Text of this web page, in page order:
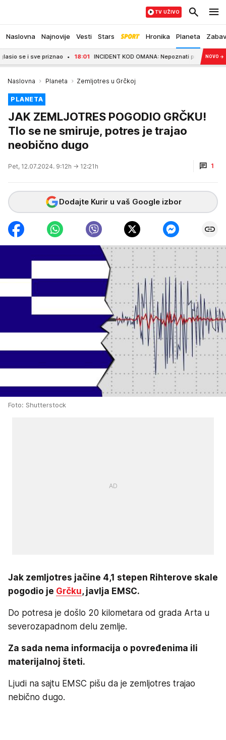
Naslovna Najnovije Vesti Stars Hronika Planeta
TV UŽIVO
se i sve priznao 18:01 INCIDENT KOD OMANA: Nepoznati projektil pogodio
NOVO →
Naslovna Planeta Zemljotres u Grčkoj
PLANETA
JAK ZEMLJOTRES POGODIO GRČKU!
Tlo se ne smiruje, potres je trajao
neobično dugo
Pet, 12.07.2024. 9:12h → 12:21h 1
Dodajte Kurir u vaš Google izbor
Foto: Shutterstock
Jak zemljotres jačine 4,1 stepen Rihterove skale
pogodio je Grčku, javlja EMSC.
Do potresa je došlo 20 kilometara od grada Arta u
severozapadnom delu zemlje.
Za sada nema informacija o povređenima ili
materijalnoj šteti.
Ljudi na sajtu EMSC pišu da je zemljotres trajao
nebično dugo.